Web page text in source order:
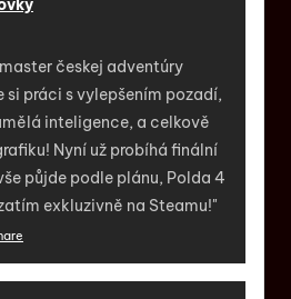
českej adventúry
si práci s vylepšením pozadí,
inteligence, a celkově
Nyní už probíhá finální
půjde podle plánu, Polda 4
exkluzivně na Steamu!"